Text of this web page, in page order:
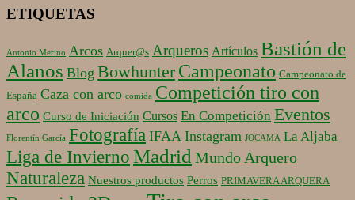
ETIQUETAS
Antonio Merino Arcos Arquer@s Arqueros Artículos Bastión de
Alanos Blog Bowhunter Campeonato Campeonato de
España Caza con arco comida Competición tiro con
arco Curso de Iniciación Cursos En Competición Eventos
Florentín García Fotografía IFAA Instagram JOCAMA La Aljaba
Liga de Invierno Madrid Mundo Arquero
Naturaleza Nuestros productos Perros PRIMAVERA ARQUERA